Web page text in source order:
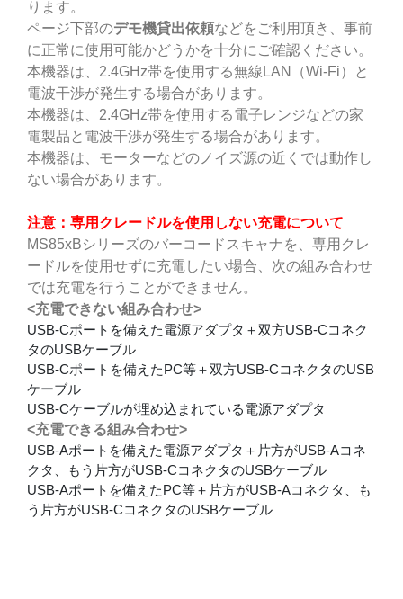
ります。
ページ下部のデモ機貸出依頼などをご利用頂き、事前
に正常に使用可能かどうかを十分にご確認ください。
本機器は、2.4GHz帯を使用する無線LAN（Wi-Fi）と
電波干渉が発生する場合があります。
本機器は、2.4GHz帯を使用する電子レンジなどの家
電製品と電波干渉が発生する場合があります。
本機器は、モーターなどのノイズ源の近くでは動作し
ない場合があります。
注意：専用クレードルを使用しない充電について
MS85xBシリーズのバーコードスキャナを、専用クレ
ードルを使用せずに充電したい場合、次の組み合わせ
では充電を行うことができません。
<充電できない組み合わせ>
USB-Cポートを備えた電源アダプタ＋双方USB-Cコネク
タのUSBケーブル
USB-Cポートを備えたPC等＋双方USB-CコネクタのUSB
ケーブル
USB-Cケーブルが埋め込まれている電源アダプタ
<充電できる組み合わせ>
USB-Aポートを備えた電源アダプタ＋片方がUSB-Aコネ
クタ、もう片方がUSB-CコネクタのUSBケーブル
USB-Aポートを備えたPC等＋片方がUSB-Aコネクタ、も
う片方がUSB-CコネクタのUSBケーブル